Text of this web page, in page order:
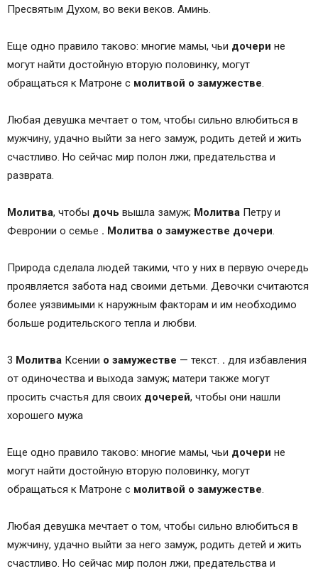
Пресвятым Духом, во веки веков. Аминь.
Еще одно правило таково: многие мамы, чьи дочери не
могут найти достойную вторую половинку, могут
обращаться к Матроне с молитвой о замужестве.
Любая девушка мечтает о том, чтобы сильно влюбиться в
мужчину, удачно выйти за него замуж, родить детей и жить
счастливо. Но сейчас мир полон лжи, предательства и
разврата.
Молитва, чтобы дочь вышла замуж; Молитва Петру и
Февронии о семье . Молитва о замужестве дочери.
Природа сделала людей такими, что у них в первую очередь
проявляется забота над своими детьми. Девочки считаются
более уязвимыми к наружным факторам и им необходимо
больше родительского тепла и любви.
3 Молитва Ксении о замужестве — текст. . для избавления
от одиночества и выхода замуж; матери также могут
просить счастья для своих дочерей, чтобы они нашли
хорошего мужа
Еще одно правило таково: многие мамы, чьи дочери не
могут найти достойную вторую половинку, могут
обращаться к Матроне с молитвой о замужестве.
Любая девушка мечтает о том, чтобы сильно влюбиться в
мужчину, удачно выйти за него замуж, родить детей и жить
счастливо. Но сейчас мир полон лжи, предательства и